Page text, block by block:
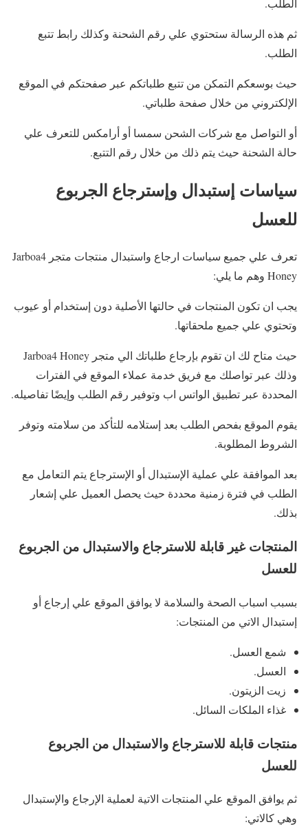
ثم هذه الرسالة ستحتوي علي رقم الشحنة وكذلك رابط تتبع
الطلب.
حيث بوسعكم التمكن من تتبع طلباتكم عبر صفحتكم في الموقع
الإلكتروني من خلال صفحة طلباتي.
أو التواصل مع شركات الشحن سمسا أو أرامكس للتعرف علي
حالة الشحنة حيث يتم ذلك من خلال رقم التتبع.
سياسات إستبدال وإسترجاع الجربوع
للعسل
تعرف علي جميع سياسات ارجاع واستبدال منتجات متجر Jarboa4
Honey وهم ما يلي:
يجب ان تكون المنتجات في حالتها الأصلية دون إستخدام أو عيوب
وتحتوي علي جميع ملحقاتها.
حيث متاح لك ان تقوم بإرجاع طلباتك الي متجر Jarboa4 Honey
وذلك عبر تواصلك مع فريق خدمة عملاء الموقع في الفترات
المحددة عبر تطبيق الواتس اب وتوفير رقم الطلب وإيضًا تفاصيله.
يقوم الموقع بفحص الطلب بعد إستلامه للتأكد من سلامته وتوفر
الشروط المطلوبة.
بعد الموافقة علي عملية الإستبدال أو الإسترجاع يتم التعامل مع
الطلب في فترة زمنية محددة حيث يحصل العميل علي إشعار
بذلك.
المنتجات غير قابلة للاسترجاع والاستبدال من الجربوع
للعسل
بسبب اسباب الصحة والسلامة لا يوافق الموقع علي إرجاع أو
إستبدال الاتي من المنتجات:
شمع العسل.
العسل.
زيت الزيتون.
غذاء الملكات السائل.
منتجات قابلة للاسترجاع والاستبدال من الجربوع
للعسل
ثم يوافق الموقع علي المنتجات الاتية لعملية الإرجاع والإستبدال
وهي كالاتي: